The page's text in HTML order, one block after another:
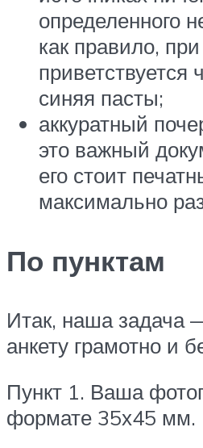
определенного
как правило,
приветствуется
синяя пасты;
аккуратный
это важный
его стоит
максимально
По пунктам
Итак, наша задача
анкету грамотно и
Пункт 1. Ваша
формате 35х45 мм.